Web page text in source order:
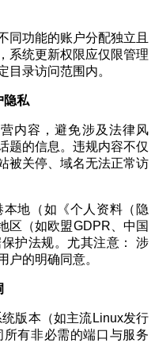
同功能的账户分配独立且
系统更新权限应仅限管理
目录访问范围内。
隐私​
内容，避免涉及法律风
题的信息。违规内容不仅
被关停、域名无法正常访
地（如《个人资料（隐
区（如欧盟GDPR、中国
护法规。尤其注意： 涉
户的明确同意。
版本（如主流Linux发行
有非必需的端口与服务